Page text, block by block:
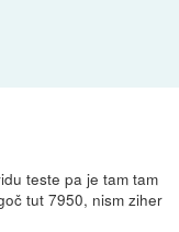
teste pa je tam tam
tut 7950, nism ziher